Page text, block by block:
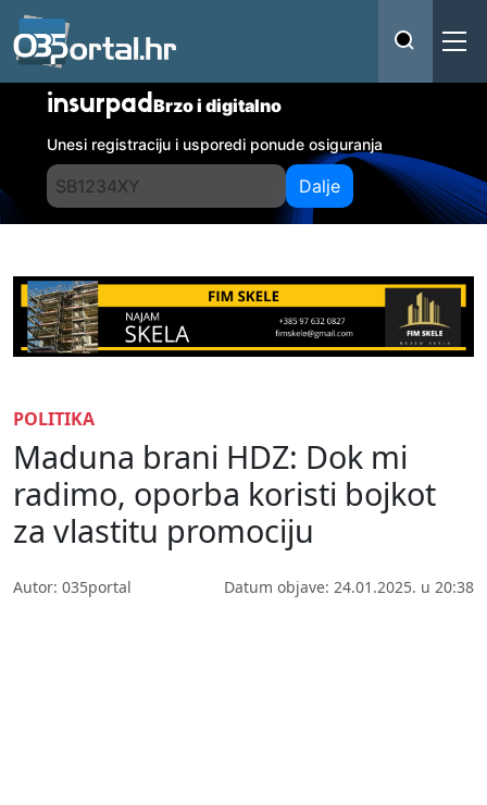
insurpadBrzo i digitalno
Unesi registraciju i usporedi ponude osiguranja
Dalje
POLITIKA
Maduna brani HDZ: Dok mi
radimo, oporba koristi bojkot
za vlastitu promociju
Autor: 035portal Datum objave: 24.01.2025. u 20:38